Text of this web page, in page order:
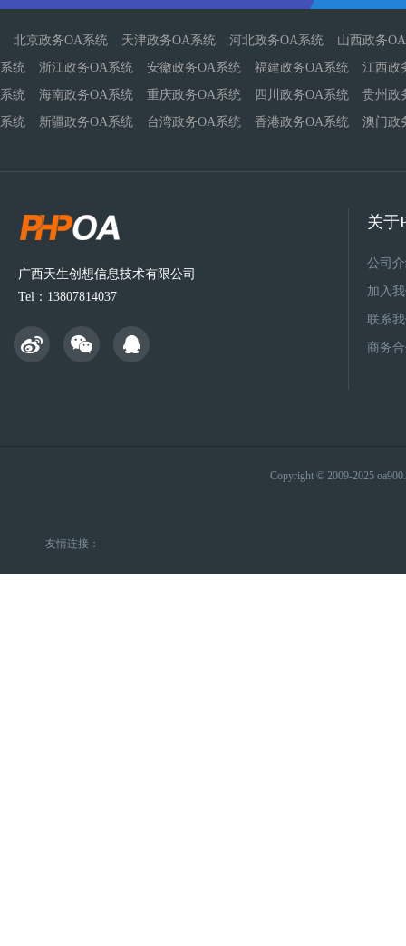
北京政务OA系统 天津政务OA系统 河北政务OA系统
山西政务
系统
浙江政务OA系统 安徽政务OA系统 福建政务OA系统
江西政
系统
海南政务OA系统 重庆政务OA系统 四川政务OA系统
贵州政
系统
新疆政务OA系统 台湾政务OA系统 香港政务OA系统 澳门政
广西天生创想信息技术有限公司
Tel：13807814037
关于
公司
加入
联系
商务
Copyright © 2009-2025
友情连接：